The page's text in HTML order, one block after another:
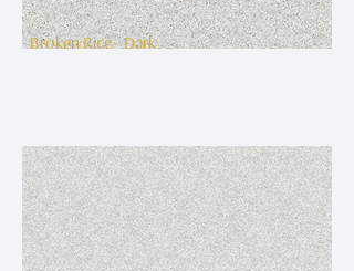
Broken Rice - Dark